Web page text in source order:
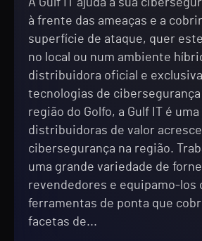
A Gulf IT ajuda a sua
à frente das ameaças e a
superfície de ataque, quer
no local ou num ambiente
distribuidora oficial e
tecnologias de cibersegurança
região do Golfo, a Gulf IT é
distribuidoras de valor
cibersegurança na região.
uma grande variedade de
revendedores e equipamo-los
ferramentas de ponta que
facetas de...